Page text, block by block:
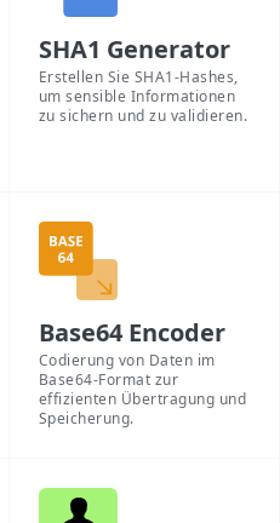
SHA1 Generator
Erstellen Sie SHA1-Hashes,
um sensible Informationen
zu sichern und zu validieren.
Base64 Encoder
Codierung von Daten im
Base64-Format zur
effizienten Übertragung und
Speicherung.